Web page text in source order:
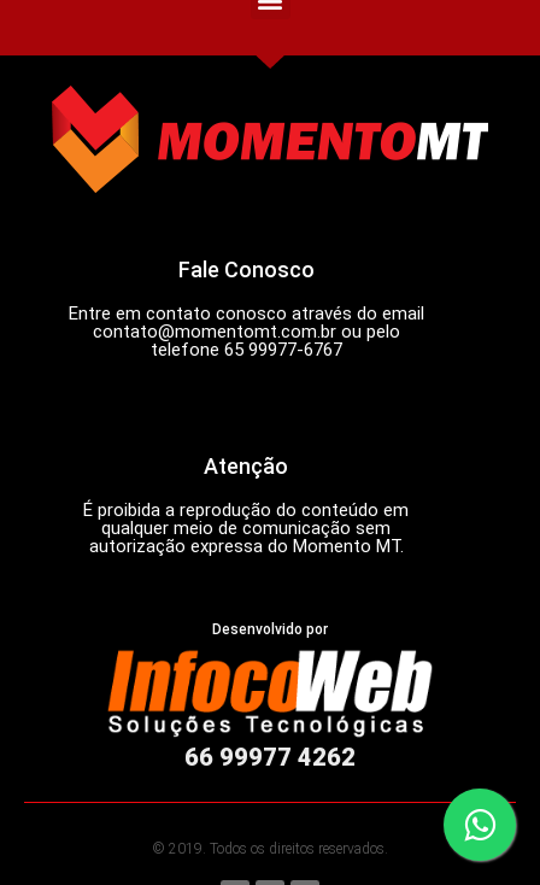
Fale Conosco
Entre em contato conosco através do email
contato@momentomt.com.brou pelo
telefone 65 99977-6767
Atenção
É proibida a reprodução do conteúdo em
qualquer meio de comunicação sem
autorização expressa do Momento MT.
Desenvolvido por
66 99977 4262
© 2019. Todos os direitos reservados.